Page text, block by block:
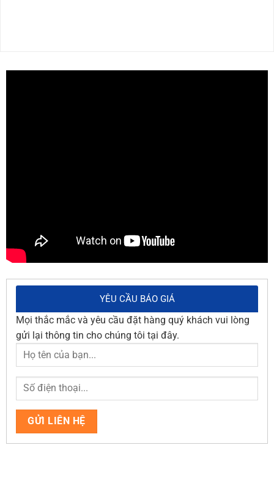
YÊU CẦU BÁO GIÁ
Mọi thắc mắc và yêu cầu đặt hàng quý khách vui lòng
gửi lại thông tin cho chúng tôi tại đây.